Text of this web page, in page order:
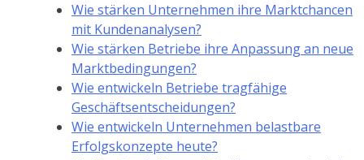
Wie stärken Unternehmen ihre Marktchancen
mit Kundenanalysen?
Wie stärken Betriebe ihre Anpassung an neue
Marktbedingungen?
Wie entwickeln Betriebe tragfähige
Geschäftsentscheidungen?
Wie entwickeln Unternehmen belastbare
Erfolgskonzepte heute?